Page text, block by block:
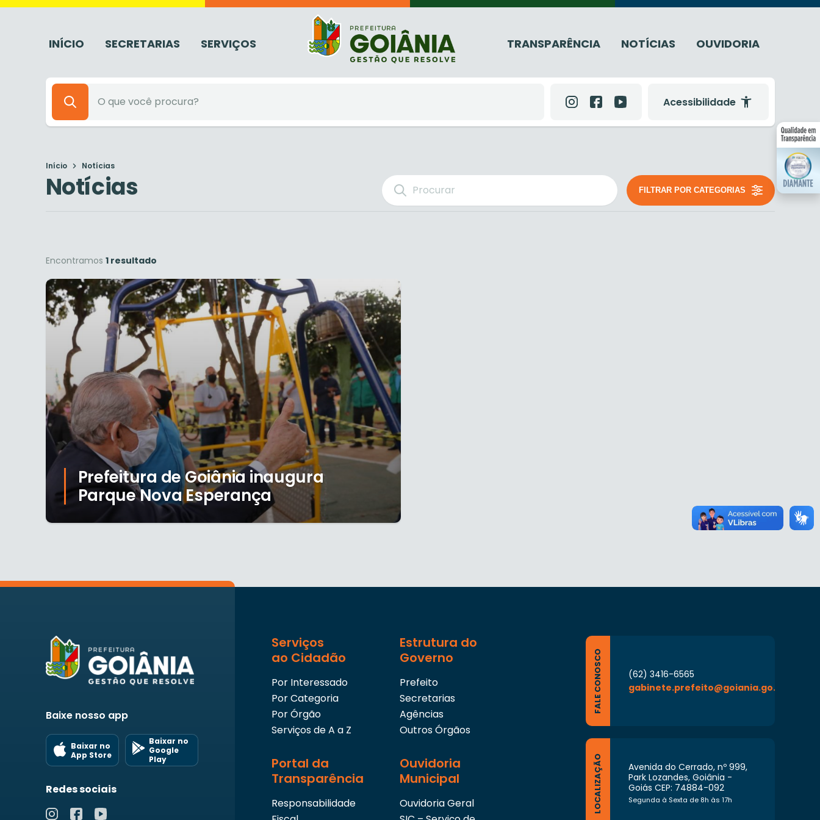
INÍCIO SECRETARIAS SERVIÇOS TRANSPARÊNCIA NOTÍCIAS OUVIDORIA
Acessibilidade
Início Notícias
Notícias FILTRAR POR CATEGORIAS
Encontramos 1 resultado
Prefeitura de Goiânia inaugura
Parque Nova Esperança
Baixe nosso app
Baixar no
App Store
Baixar no
Google
Play
Redes sociais
Serviços
ao Cidadão
Por Interessado
Por Categoria
Por Órgão
Serviços de A a Z
Estrutura do
Governo
Prefeito
Secretarias
Agências
Outros Órgãos
Portal da
Transparência
Responsabilidade
Ouvidoria
Municipal
Ouvidoria Geral
FALE CONOSCO
(62) 3416-6565
gabinete.prefeito@goiania.go.gov.br
LOCALIZAÇÃO
Avenida do Cerrado, nº 999,
Park Lozandes, Goiânia -
Goiás CEP: 74884-092
Segunda à Sexta de 8h às 17h